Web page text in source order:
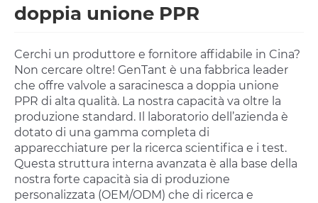
doppia unione PPR
Cerchi un produttore e fornitore affidabile in Cina?
Non cercare oltre! GenTant è una fabbrica leader
che offre valvole a saracinesca a doppia unione
PPR di alta qualità. La nostra capacità va oltre la
produzione standard. Il laboratorio dell’azienda è
dotato di una gamma completa di
apparecchiature per la ricerca scientifica e i test.
Questa struttura interna avanzata è alla base della
nostra forte capacità sia di produzione
personalizzata (OEM/ODM) che di ricerca e